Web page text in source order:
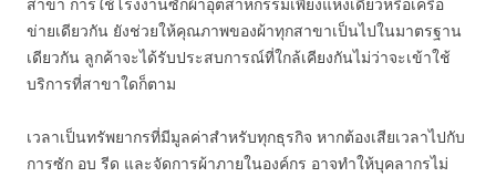
ข่ายเดียวกัน ยังช่วยให้คุณภาพของผ้าทุกสาขาเป็นไปในมาตรฐาน
เดียวกัน ลูกค้าจะได้รับประสบการณ์ที่ใกล้เคียงกันไม่ว่าจะเข้าใช้
บริการที่สาขาใดก็ตาม
เวลาเป็นทรัพยากรที่มีมูลค่าสำหรับทุกธุรกิจ หากต้องเสียเวลาไปกับ
การซัก อบ รีด และจัดการผ้าภายในองค์กร อาจทำให้บุคลากรไม่